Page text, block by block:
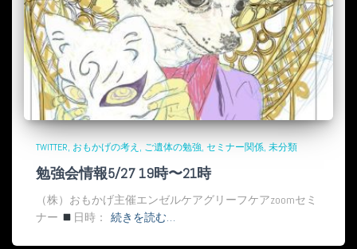
TWITTER おもかげの考え ご遺体の勉強 セミナー関係 未分類
勉強会情報5/27 19時〜21時
（株）おもかげ主催エンゼルケアグリーフケアzoomセミ
ナー
日時： 続きを読む…